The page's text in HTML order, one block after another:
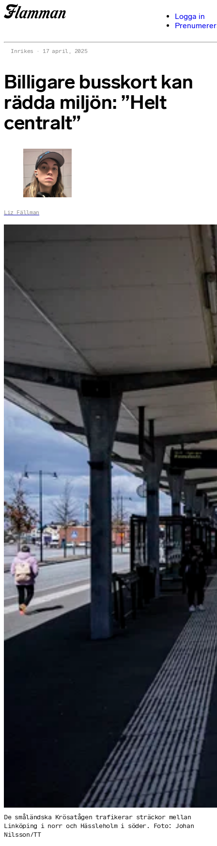
Logga in
Inrikes 17 april, 2025
Billigare busskort kan
rädda miljön: ”Helt
centralt”
Liz Fällman
De småländska Krösatågen trafikerar sträckor mellan
Linköping i norr och Hässleholm i söder. Foto: Johan
Nilsson/TT